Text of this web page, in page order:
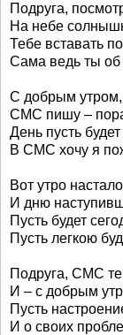
Подруга,
На небе
Тебе вставать
Сама ведь ты об
С добрым утром,
СМС пишу –
День пусть
В СМС хочу я
Вот утро
И дню
Пусть будет
Пусть легкою
Подруга, СМС
И – с добрым
Пусть
И о своих